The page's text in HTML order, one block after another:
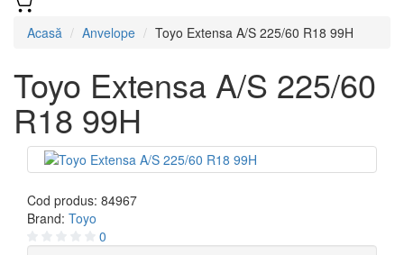
Acasă Anvelope Toyo Extensa A/S 225/60 R18 99H
Toyo Extensa A/S 225/60
R18 99H
Cod produs: 84967
Brand: Toyo
0